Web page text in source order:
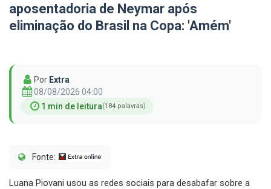
aposentadoria de Neymar após
eliminação do Brasil na Copa: 'Amém'
Por Extra
08/08/2026 04:00
1 min de leitura(184 palavras)
Fonte:
Luana Piovani usou as redes sociais para desabafar sobre a